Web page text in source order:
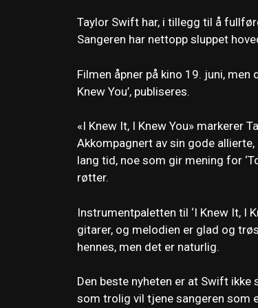
Taylor Swift har, i tillegg til å
Sangeren har nettopp sluppet
Filmen åpner på kino 19. juni, men
Knew You’, publiseres.
«I Knew It, I Knew You» markerer
Akkompagnert av sin gode
lang tid, noe som gir mening for
røtter.
Instrumentpaletten til ‘I Knew It, I
gitarer, og melodien er glad og
hennes, men det er naturlig.
Den beste nyheten er at Swift ikke
som trolig vil tjene sangeren som